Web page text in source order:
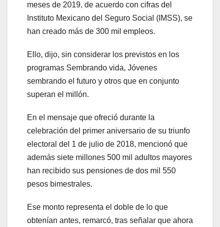
meses de 2019, de acuerdo con cifras del
Instituto Mexicano del Seguro Social (IMSS), se
han creado más de 300 mil empleos.
Ello, dijo, sin considerar los previstos en los
programas Sembrando vida, Jóvenes
sembrando el futuro y otros que en conjunto
superan el millón.
En el mensaje que ofreció durante la
celebración del primer aniversario de su triunfo
electoral del 1 de julio de 2018, mencionó que
además siete millones 500 mil adultos mayores
han recibido sus pensiones de dos mil 550
pesos bimestrales.
Ese monto representa el doble de lo que
obtenían antes, remarcó, tras señalar que ahora